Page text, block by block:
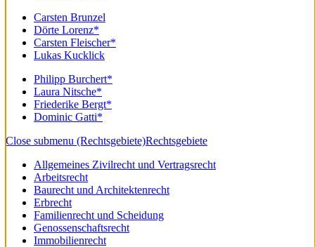
Carsten Brunzel
Dörte Lorenz*
Carsten Fleischer*
Lukas Kucklick
Philipp Burchert*
Laura Nitsche*
Friederike Bergt*
Dominic Gatti*
Close submenu (Rechtsgebiete)Rechtsgebiete
Allgemeines Zivilrecht und Vertragsrecht
Arbeitsrecht
Baurecht und Architektenrecht
Erbrecht
Familienrecht und Scheidung
Genossenschaftsrecht
Immobilienrecht